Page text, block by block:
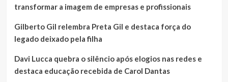
transformar a imagem de empresas e profissionais
Gilberto Gil relembra Preta Gil e destaca força do
legado deixado pela filha
Davi Lucca quebra o silêncio após elogios nas redes e
destaca educação recebida de Carol Dantas